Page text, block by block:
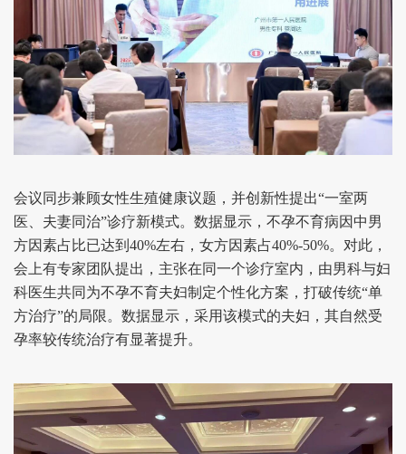
会议同步兼顾女性生殖健康议题，并创新性提出“一室两
医、夫妻同治”诊疗新模式。数据显示，不孕不育病因中男
方因素占比已达到40%左右，女方因素占40%-50%。对此，
会上有专家团队提出，主张在同一个诊疗室内，由男科与妇
科医生共同为不孕不育夫妇制定个性化方案，打破传统“单
方治疗”的局限。数据显示，采用该模式的夫妇，其自然受
孕率较传统治疗有显著提升。